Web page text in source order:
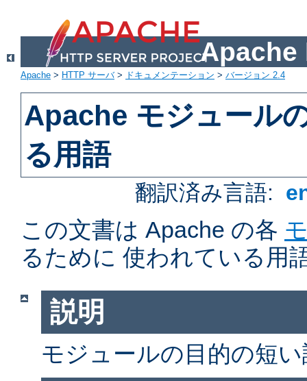
Apache
Apache > HTTP サーバ> ドキュメンテーション > バージョン 2.4
Apache モジュール
る用語
翻訳済み言語:
この文書は Apache の各
るために 使われている用
説明
モジュールの目的の短